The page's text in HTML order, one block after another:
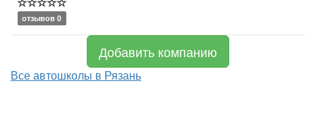
отзывов 0
Добавить компанию
Все автошколы в Рязань